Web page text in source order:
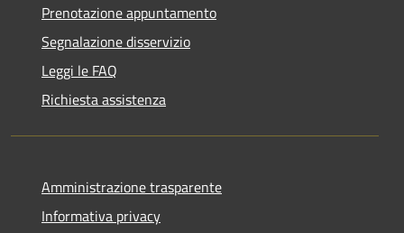
Prenotazione appuntamento
Segnalazione disservizio
Leggi le FAQ
Richiesta assistenza
Amministrazione trasparente
Informativa privacy